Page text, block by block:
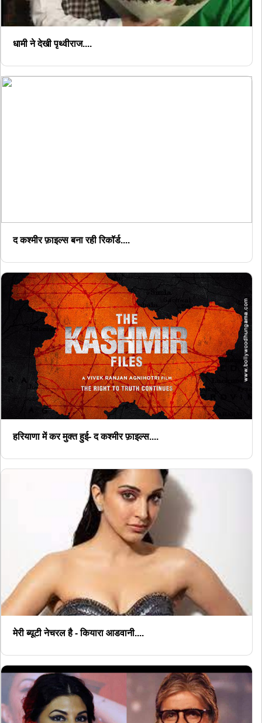
धामी ने देखी पृथ्वीराज....
द कश्मीर फ़ाइल्स बना रही रिकॉर्ड....
हरियाणा में कर मुक्त हुई- द कश्मीर फ़ाइल्स....
मेरी ब्यूटी नेचरल है - कियारा आडवानी....